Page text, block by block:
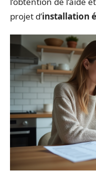
projet d’installation